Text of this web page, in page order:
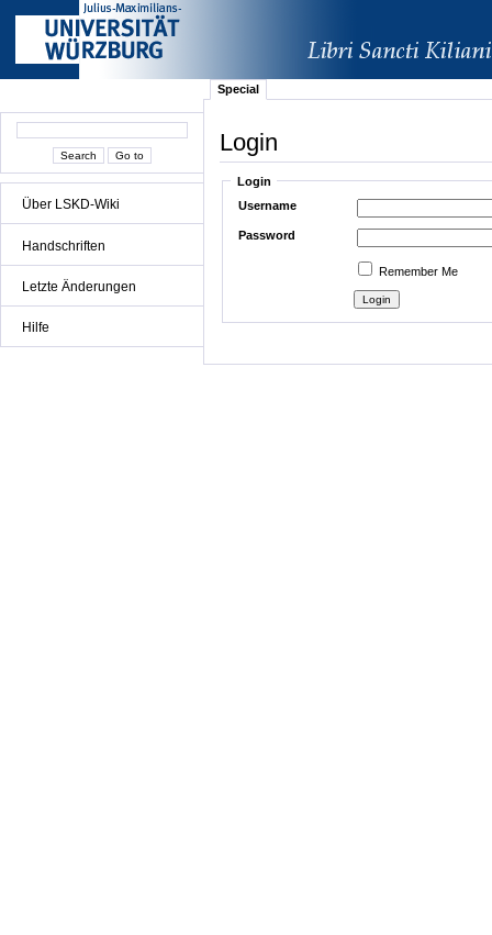
Über LSKD-Wiki
Handschriften
Letzte Änderungen
Hilfe
Special
Login
Login
Username
Password
Remember Me